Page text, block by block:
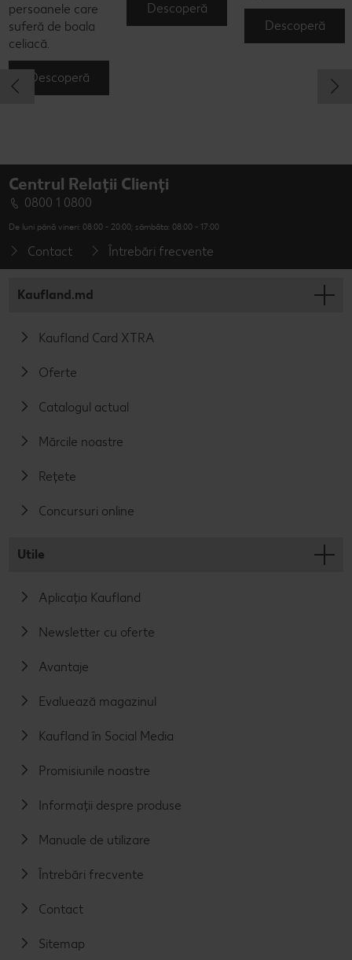
persoanele care
suferă de boala
celiacă.
Descoperă
Descoperă
Descoperă
Centrul Relații Clienți
0800 1 0800
De luni până vineri: 08:00 - 20:00; sâmbăta: 08:00 - 17:00
Contact Întrebări frecvente
Kaufland.md
Kaufland Card XTRA
Oferte
Catalogul actual
Mărcile noastre
Rețete
Concursuri online
Utile
Aplicația Kaufland
Newsletter cu oferte
Avantaje
Evaluează magazinul
Kaufland în Social Media
Promisiunile noastre
Informații despre produse
Manuale de utilizare
Întrebări frecvente
Contact
Sitemap